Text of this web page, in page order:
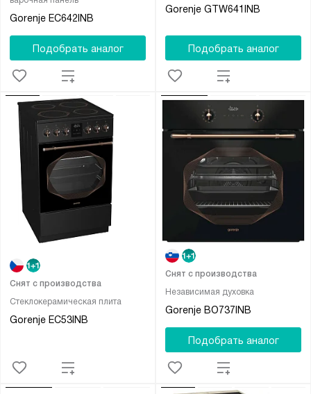
Gorenje EC642INB
Подобрать аналог
Gorenje GTW641INB
Подобрать аналог
Стеклокерамическая плита
Gorenje EC53INB
Снят с производства
Независимая духовка
Gorenje BO737INB
Снят с производства
Подобрать аналог